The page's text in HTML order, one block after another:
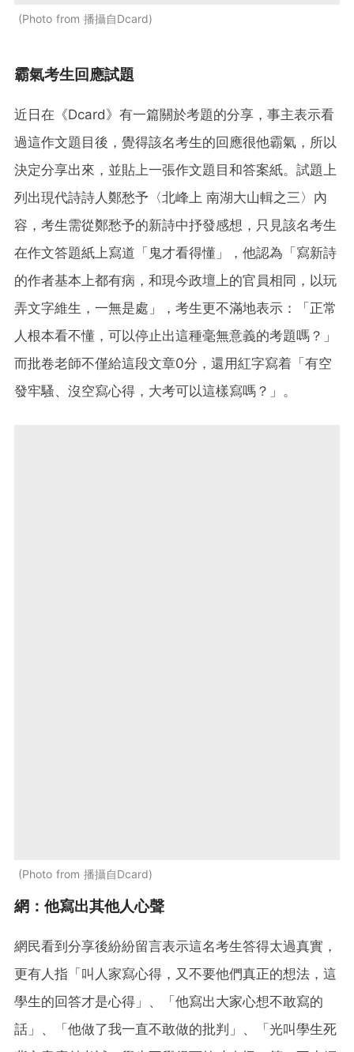
Photo from 播攝自Dcard
霸氣考生回應試題
近日在《Dcard》有一篇關於考題的分享，事主表示看
過這作文題目後，覺得該名考生的回應很他霸氣，所以
決定分享出來，並貼上一張作文題目和答案紙。試題上
列出現代詩詩人鄭愁予〈北峰上 南湖大山輯之三〉內
容，考生需從鄭愁予的新詩中抒發感想，只見該名考生
在作文答題紙上寫道「鬼才看得懂」，他認為「寫新詩
的作者基本上都有病，和現今政壇上的官員相同，以玩
弄文字維生，一無是處」，考生更不滿地表示：「正常
人根本看不懂，可以停止出這種毫無意義的考題嗎？」
而批卷老師不僅給這段文章0分，還用紅字寫着「有空
發牢騷、沒空寫心得，大考可以這樣寫嗎？」。
Photo from 播攝自Dcard
網：他寫出其他人心聲
網民看到分享後紛紛留言表示這名考生答得太過真實，
更有人指「叫人家寫心得，又不要他們真正的想法，這
學生的回答才是心得」、「他寫出大家心想不敢寫的
話」、「他做了我一直不敢做的批判」、「光叫學生死